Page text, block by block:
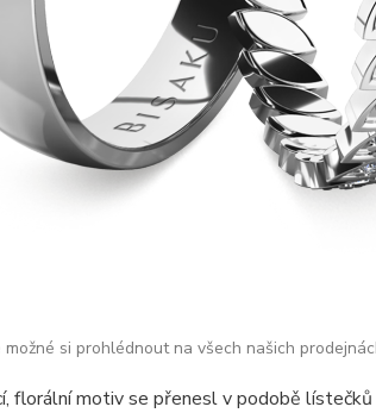
si prohlédnout na všech našich
florální motiv se přenesl v podobě